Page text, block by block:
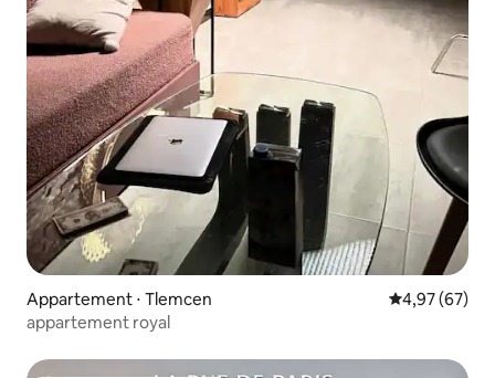
Appartement ⋅ Tlemcen Évaluation
4,97 (67)
appartement royal